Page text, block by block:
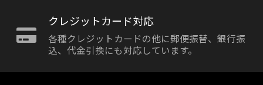
クレジットカード対応
各種クレジットカードの他に郵便振替、銀行振
込、代金引換にも対応しています。